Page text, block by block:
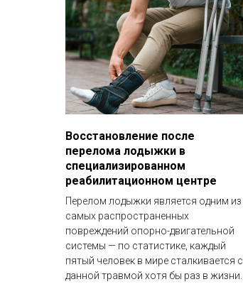
Восстановление после
перелома лодыжки в
специализированном
реабилитационном центре
Перелом лодыжки является одним из
самых распространенных
повреждений опорно-двигательной
системы — по статистике, каждый
пятый человек в мире сталкивается с
данной травмой хотя бы раз в жизни.